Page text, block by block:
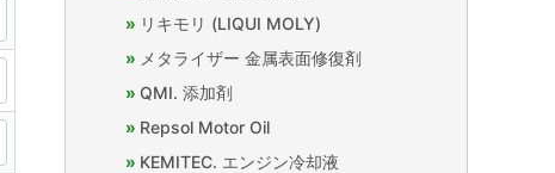
リキモリ (LIQUI MOLY)
メタライザー 金属表面修復剤
QMI. 添加剤
Repsol Motor Oil
KEMITEC. エンジン冷却液